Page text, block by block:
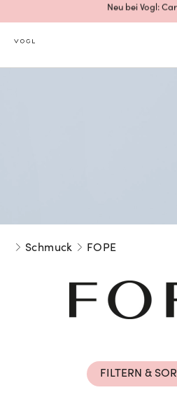
Mehr erfahren: Ikonische
Rolex Certified Pre-
Neu bei Vogl: Uhren von
Neu bei Vogl:
Schmuck FOPE
FILTERN &